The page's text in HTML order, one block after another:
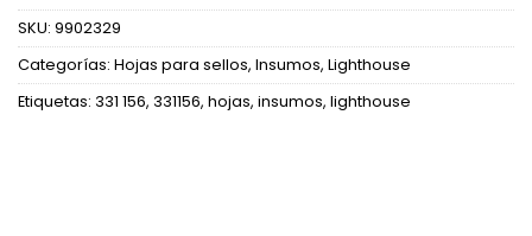
SKU: 9902329
Categorías: Hojas para sellos, Insumos, Lighthouse
Etiquetas: 331 156, 331156, hojas, insumos, lighthouse